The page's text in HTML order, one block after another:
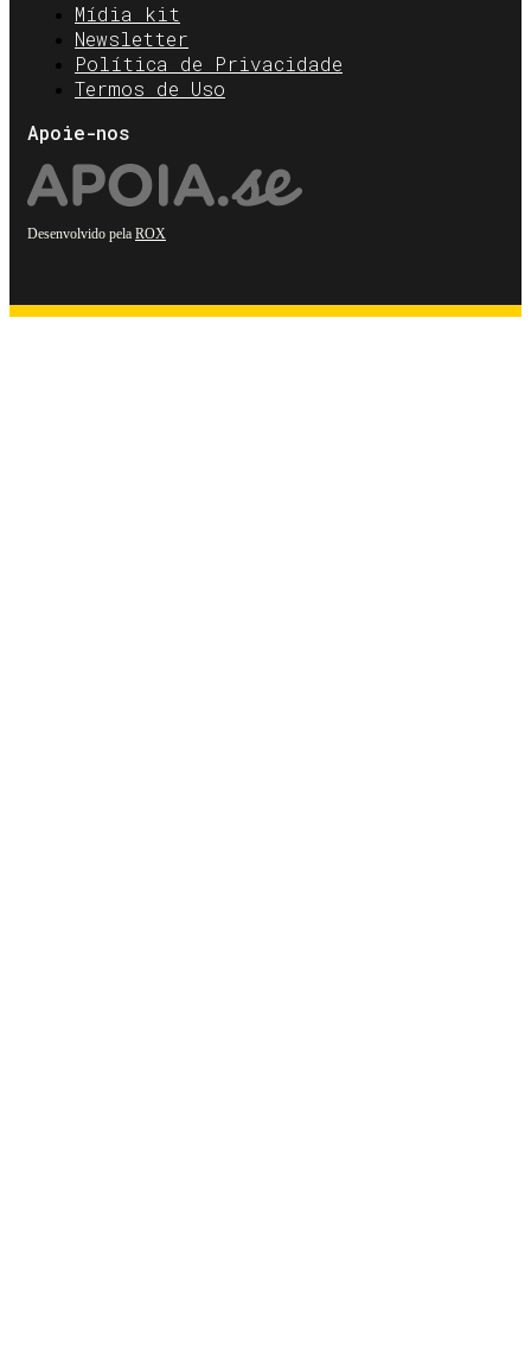
Mídia kit
Newsletter
Política de Privacidade
Termos de Uso
Apoie-nos
Desenvolvido pela ROX